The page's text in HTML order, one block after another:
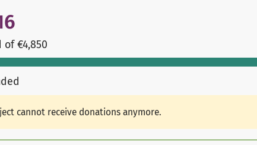
€4,850
cannot receive donations anymore.